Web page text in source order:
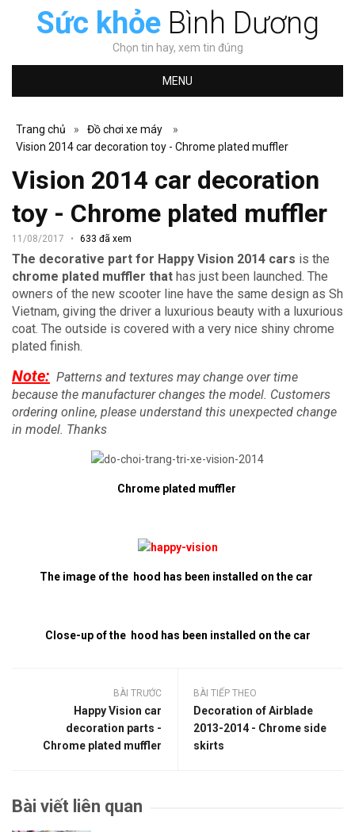
Sức khỏeBình Dương
Chọn tin hay, xem tin đúng
MENU
Trang chủ » Đồ chơi xe máy
»
Vision 2014 car decoration toy - Chrome plated muffler
Vision 2014 car decoration
toy - Chrome plated muffler
11/08/2017 633 đã xem
The decorative part for Happy Vision 2014 cars is the
chrome plated muffler that has just been launched. The
owners of the new scooter line have the same design as Sh
Vietnam, giving the driver a luxurious beauty with a luxurious
coat. The outside is covered with a very nice shiny chrome
plated finish.
Note: Patterns and textures may change over time
because the manufacturer changes the model. Customers
ordering online, please understand this unexpected change
in model. Thanks
Chrome plated muffler
The image of the hood has been installed on the car
Close-up of the hood has been installed on the car
BÀI TRƯỚC
Happy Vision car
decoration parts -
Chrome plated muffler
BÀI TIẾP THEO
Decoration of Airblade
2013-2014 - Chrome side
skirts
Bài viết liên quan